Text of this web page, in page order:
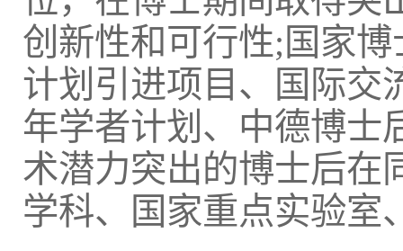
创新性和可行性;国家
计划引进项目、国际交
年学者计划、中德博士
术潜力突出的博士后在
学科、国家重点实验室